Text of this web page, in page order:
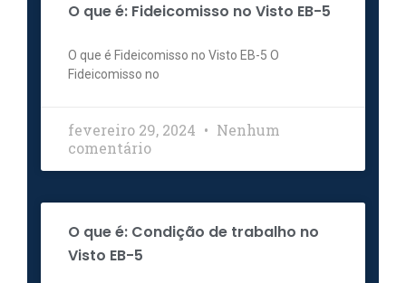
O que é: Fideicomisso no Visto EB-5
O que é Fideicomisso no Visto EB-5 O
Fideicomisso no
fevereiro 29, 2024
Nenhum
comentário
O que é: Condição de trabalho no
Visto EB-5